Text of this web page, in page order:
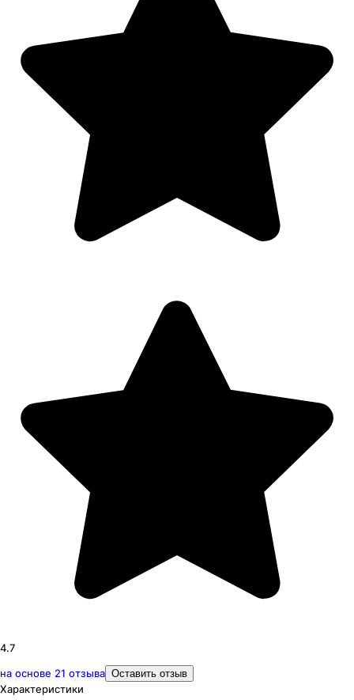
4.7
на основе 21 отзыва Оставить отзыв
Характеристики